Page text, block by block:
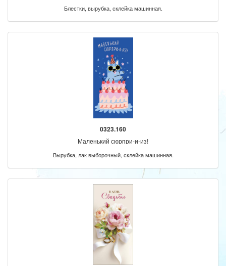
Блестки, вырубка, склейка машинная.
0323.160
Маленький сюрпри-и-из!
Вырубка, лак выборочный, склейка машинная.